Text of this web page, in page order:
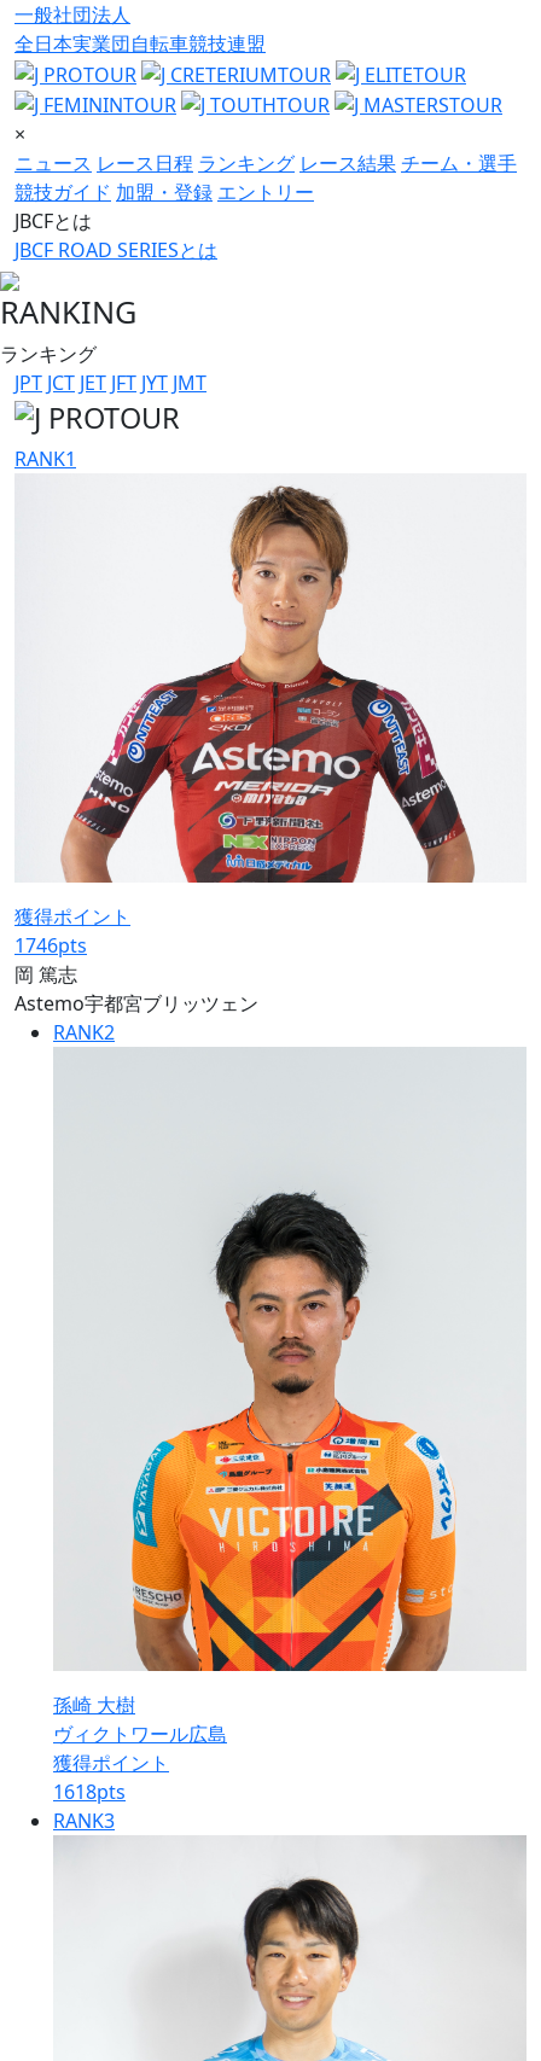
一般社団法人
全日本実業団自転車競技連盟
×
ニュース レース日程 ランキング レース結果チーム・選手
競技ガイド 加盟・登録 エントリー
JBCFとは
JBCF ROAD SERIESとは
RANKING
ランキング
JPT JCT JET JFT JYT JMT
RANK1
獲得ポイント
1746pts
岡 篤志
Astemo宇都宮ブリッツェン
RANK2
孫崎 大樹
ヴィクトワール広島
獲得ポイント
1618pts
RANK3